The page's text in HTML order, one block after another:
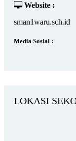
Website :
sman1waru.sch.id
Media Sosial :
LOKASI